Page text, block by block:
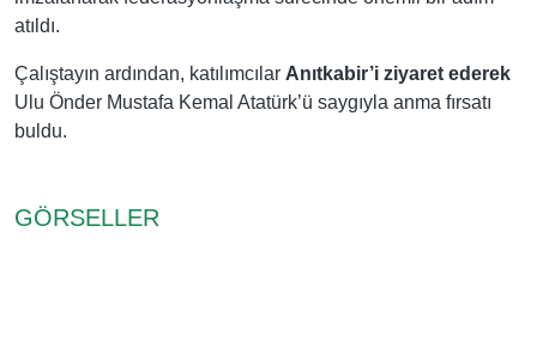
atıldı.
Çalıştayın ardından, katılımcılar Anıtkabir’i ziyaret ederek
Ulu Önder Mustafa Kemal Atatürk’ü saygıyla anma fırsatı
buldu.
GÖRSELLER